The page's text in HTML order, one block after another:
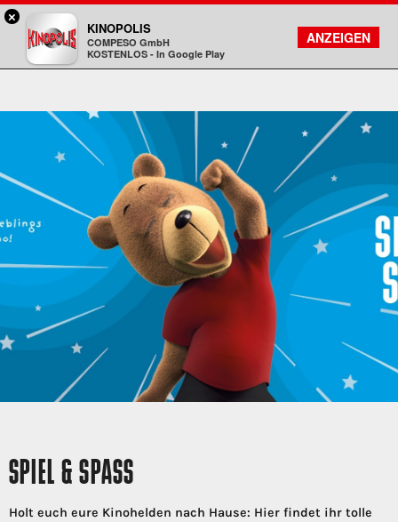
Kinopolis
FILMSUCHE
KONTO
SPIEL & SPASS
Holt euch eure Kinohelden nach Hause: Hier findet ihr tolle
×
KINOPOLIS
COMPESO GmbH
KOSTENLOS - In Google Play
ANZEIGEN